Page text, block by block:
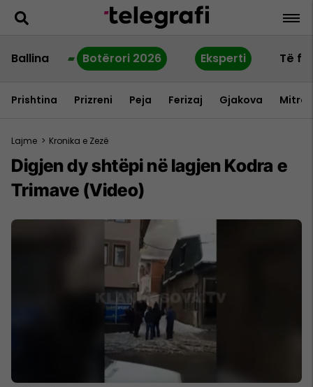
Ballina Botërori 2026 Eksperti Të
Prishtina Prizreni Peja Ferizaj Gjakova
Lajme > Kronika e Zezë
Digjen dy shtëpi në lagjen Kodra e
Trimave (Video)